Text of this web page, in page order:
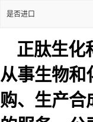
是否进口
正肽生化
从事生物和
购、生产合